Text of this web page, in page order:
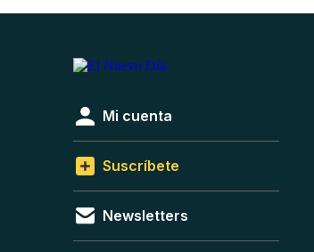
Mi cuenta
Suscríbete
Newsletters